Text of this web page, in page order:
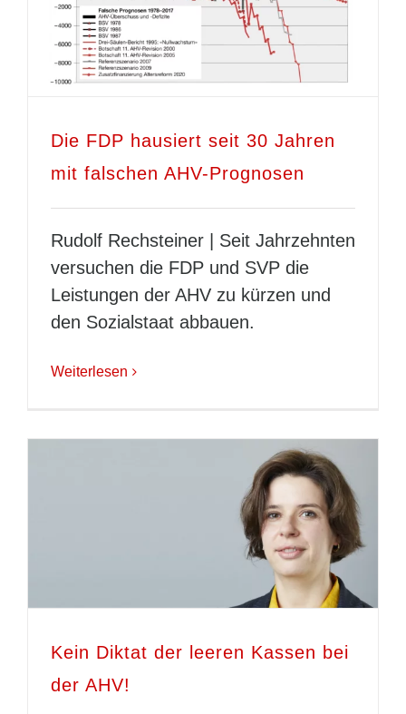
Die FDP hausiert seit 30 Jahren
mit falschen AHV-Prognosen
Rudolf Rechsteiner | Seit Jahrzehnten
versuchen die FDP und SVP die
Leistungen der AHV zu kürzen und
den Sozialstaat abbauen.
Weiterlesen
Kein Diktat der leeren Kassen bei
der AHV!